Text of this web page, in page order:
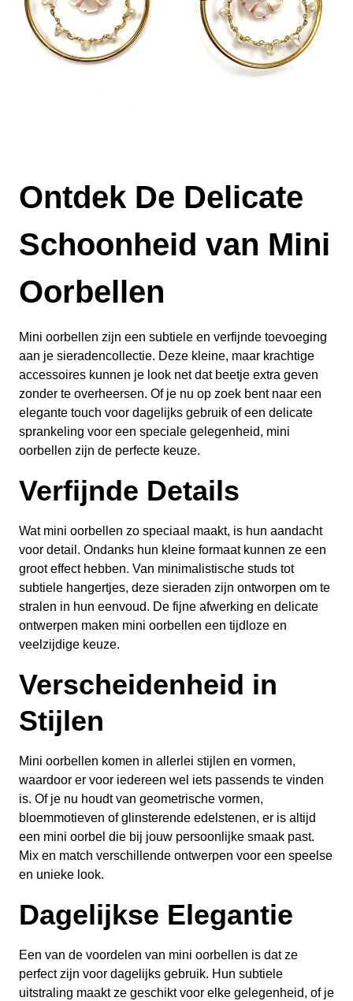
Ontdek De Delicate
Schoonheid van Mini
Oorbellen
Mini oorbellen zijn een subtiele en verfijnde toevoeging
aan je sieradencollectie. Deze kleine, maar krachtige
accessoires kunnen je look net dat beetje extra geven
zonder te overheersen. Of je nu op zoek bent naar een
elegante touch voor dagelijks gebruik of een delicate
sprankeling voor een speciale gelegenheid, mini
oorbellen zijn de perfecte keuze.
Verfijnde Details
Wat mini oorbellen zo speciaal maakt, is hun aandacht
voor detail. Ondanks hun kleine formaat kunnen ze een
groot effect hebben. Van minimalistische studs tot
subtiele hangertjes, deze sieraden zijn ontworpen om te
stralen in hun eenvoud. De fijne afwerking en delicate
ontwerpen maken mini oorbellen een tijdloze en
veelzijdige keuze.
Verscheidenheid in
Stijlen
Mini oorbellen komen in allerlei stijlen en vormen,
waardoor er voor iedereen wel iets passends te vinden
is. Of je nu houdt van geometrische vormen,
bloemmotieven of glinsterende edelstenen, er is altijd
een mini oorbel die bij jouw persoonlijke smaak past.
Mix en match verschillende ontwerpen voor een speelse
en unieke look.
Dagelijkse Elegantie
Een van de voordelen van mini oorbellen is dat ze
perfect zijn voor dagelijks gebruik. Hun subtiele
uitstraling maakt ze geschikt voor elke gelegenheid, of je